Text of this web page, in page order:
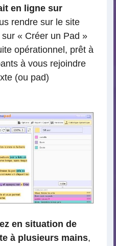
en ligne sur
rendre sur le site
« Créer un Pad »
opérationnel, prêt à
à vous rejoindre
(ou pad)
en situation de
à plusieurs mains,